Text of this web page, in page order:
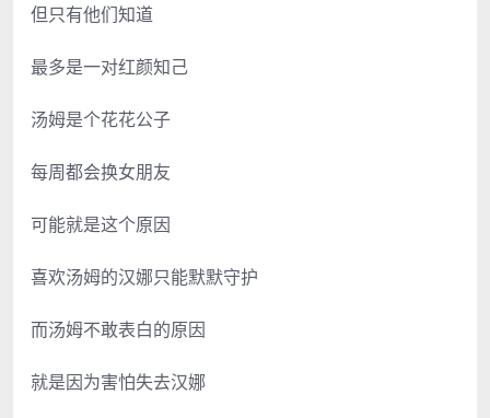
但只有他们知道
最多是一对红颜知己
汤姆是个花花公子
每周都会换女朋友
可能就是这个原因
喜欢汤姆的汉娜只能默默守护
而汤姆不敢表白的原因
就是因为害怕失去汉娜